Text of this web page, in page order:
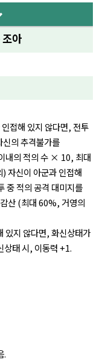
아
접해 있지 않다면, 전투
의 추격불가를
내의 적의 수 × 10, 최대
자신이 아군과 인접해
중 적의 공격 대미지를
산 (최대 60%, 거영의
있지 않다면, 화신상태가
상태 시, 이동력 +1.
.